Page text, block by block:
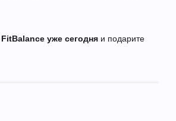
уже сегодня и подарите